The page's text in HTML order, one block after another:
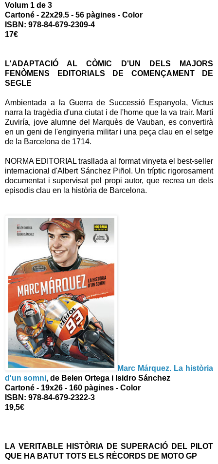
Volum 1 de 3
Cartoné - 22x29.5 - 56 pàgines - Color
ISBN: 978-84-679-2309-4
17€
L'ADAPTACIÓ AL CÒMIC D'UN DELS MAJORS
FENÒMENS EDITORIALS DE COMENÇAMENT DE
SEGLE
Ambientada a la Guerra de Successió Espanyola, Victus
narra la tragèdia d'una ciutat i de l'home que la va trair. Martí
Zuviría, jove alumne del Marquès de Vauban, es convertirà
en un geni de l'enginyeria militar i una peça clau en el setge
de la Barcelona de 1714.
NORMA EDITORIAL trasllada al format vinyeta el best-seller
internacional d'Albert Sánchez Piñol. Un tríptic rigorosament
documentat i supervisat pel propi autor, que recrea un dels
episodis clau en la història de Barcelona.
Marc Márquez. La història
d'un somni, de Belen Ortega i Isidro Sánchez
Cartoné - 19x26 - 160 pàgines - Color
ISBN: 978-84-679-2322-3
19,5€
LA VERITABLE HISTÒRIA DE SUPERACIÓ DEL PILOT
QUE HA BATUT TOTS ELS RÈCORDS DE MOTO GP